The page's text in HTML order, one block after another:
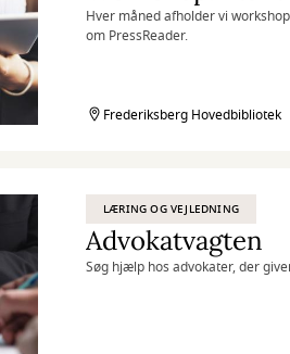
Hver måned afholder vi
om PressReader.
Frederiksberg Hovedbibliotek
LÆRING OG VEJLEDNING
Advokatvagten
Søg hjælp hos advokater, der